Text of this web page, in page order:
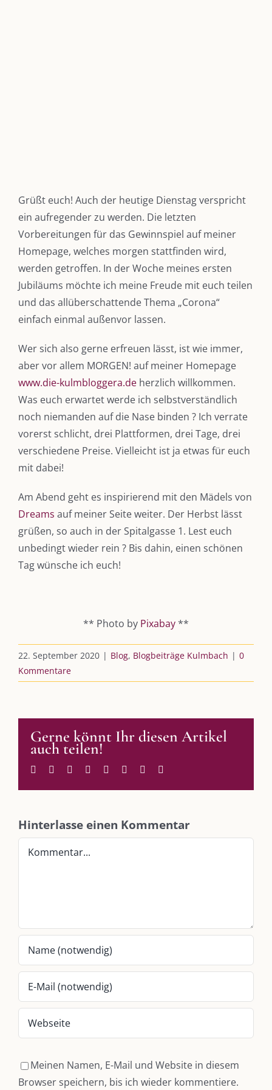
Grüßt euch! Auch der heutige Dienstag verspricht
ein aufregender zu werden. Die letzten
Vorbereitungen für das Gewinnspiel auf meiner
Homepage, welches morgen stattfinden wird,
werden getroffen. In der Woche meines ersten
Jubiläums möchte ich meine Freude mit euch teilen
und das allüberschattende Thema „Corona“
einfach einmal außenvor lassen.
Wer sich also gerne erfreuen lässt, ist wie immer,
aber vor allem MORGEN! auf meiner Homepage
www.die-kulmbloggera.de herzlich willkommen.
Was euch erwartet werde ich selbstverständlich
noch niemanden auf die Nase binden ? Ich verrate
vorerst schlicht, drei Plattformen, drei Tage, drei
verschiedene Preise. Vielleicht ist ja etwas für euch
mit dabei!
Am Abend geht es inspirierend mit den Mädels von
Dreams auf meiner Seite weiter. Der Herbst lässt
grüßen, so auch in der Spitalgasse 1. Lest euch
unbedingt wieder rein ? Bis dahin, einen schönen
Tag wünsche ich euch!
** Photo by Pixabay**
22. September 2020 | Blog, Blogbeiträge Kulmbach | 0
Kommentare
Gerne könnt Ihr diesen Artikel
auch teilen!
Facebook
TwitterReddit LinkedInWhatsApp
TumblrPinterest
Hinterlasse einen Kommentar
Kommentar
Meinen Namen, E-Mail und Website in diesem
Browser speichern, bis ich wieder kommentiere.
DIE KULMBLOGGERA
Kulmbloggera
Podcast
Kooperationen
vkfk
Immer die passende Geschenkidee – für jeden Anlass
Im Dialog mit – Jana Florence
Im Dialog mit – Nicole Putschky-Kaiser
Am einfachsten bin ich per Mail und über WhatsApp zu erreichen.
Whatsapp:0151-21182972
„Unser Kulmbach e. V.“– Der Händlerzusammenschluss der Stadt
„Stadt Kulmbach“– Offizielles Portal unserer Heimat
Lebenslust Akademie Kulmbach